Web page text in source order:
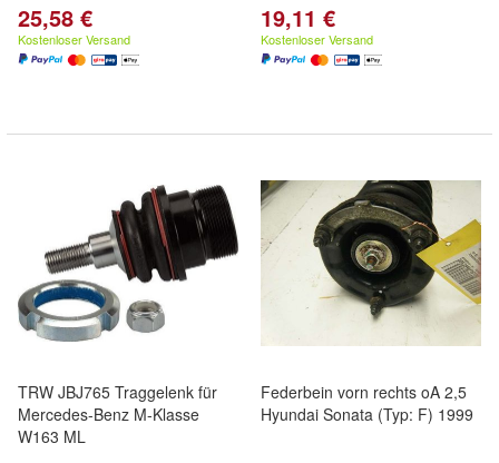
25,58 €
Kostenloser Versand
19,11 €
Kostenloser Versand
TRW JBJ765 Traggelenk für
Mercedes-Benz M-Klasse
W163 ML
Federbein vorn rechts oA 2,5
Hyundai Sonata (Typ: F) 1999